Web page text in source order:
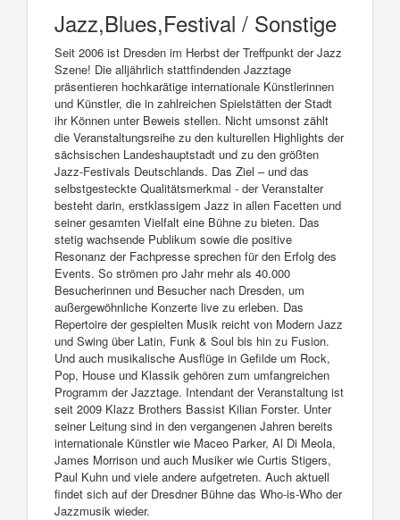
Jazz,Blues,Festival / Sonstige
Seit 2006 ist Dresden im Herbst der Treffpunkt der Jazz
Szene! Die alljährlich stattfindenden Jazztage
präsentieren hochkarätige internationale Künstlerinnen
und Künstler, die in zahlreichen Spielstätten der Stadt
ihr Können unter Beweis stellen. Nicht umsonst zählt
die Veranstaltungsreihe zu den kulturellen Highlights der
sächsischen Landeshauptstadt und zu den größten
Jazz-Festivals Deutschlands. Das Ziel – und das
selbstgesteckte Qualitätsmerkmal - der Veranstalter
besteht darin, erstklassigem Jazz in allen Facetten und
seiner gesamten Vielfalt eine Bühne zu bieten. Das
stetig wachsende Publikum sowie die positive
Resonanz der Fachpresse sprechen für den Erfolg des
Events. So strömen pro Jahr mehr als 40.000
Besucherinnen und Besucher nach Dresden, um
außergewöhnliche Konzerte live zu erleben. Das
Repertoire der gespielten Musik reicht von Modern Jazz
und Swing über Latin, Funk & Soul bis hin zu Fusion.
Und auch musikalische Ausflüge in Gefilde um Rock,
Pop, House und Klassik gehören zum umfangreichen
Programm der Jazztage. Intendant der Veranstaltung ist
seit 2009 Klazz Brothers Bassist Kilian Forster. Unter
seiner Leitung sind in den vergangenen Jahren bereits
internationale Künstler wie Maceo Parker, Al Di Meola,
James Morrison und auch Musiker wie Curtis Stigers,
Paul Kuhn und viele andere aufgetreten. Auch aktuell
findet sich auf der Dresdner Bühne das Who-is-Who der
Jazzmusik wieder.